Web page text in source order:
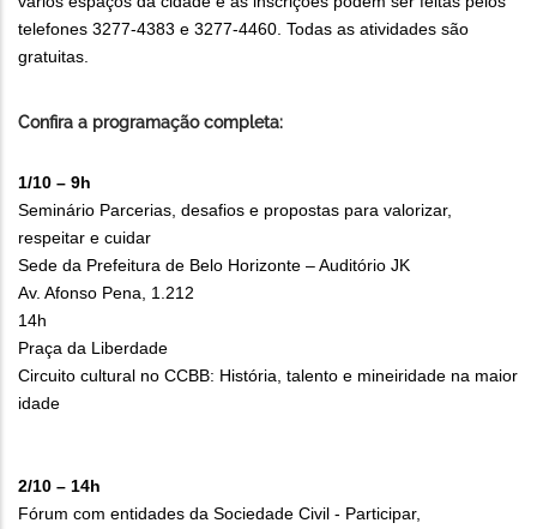
telefones 3277-4383 e 3277-4460. Todas as atividades são
gratuitas.
Confira a programação completa:
1/10 – 9h
Seminário Parcerias, desafios e propostas para valorizar,
respeitar e cuidar
Sede da Prefeitura de Belo Horizonte – Auditório JK
Av. Afonso Pena, 1.212
14h
Praça da Liberdade
Circuito cultural no CCBB: História, talento e mineiridade na maior
idade
2/10 – 14h
Fórum com entidades da Sociedade Civil - Participar,